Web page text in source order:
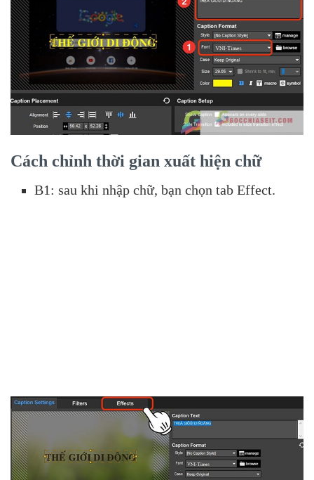
Cách chỉnh thời gian xuất hiện chữ
B1: sau khi nhập chữ, bạn chọn tab Effect.